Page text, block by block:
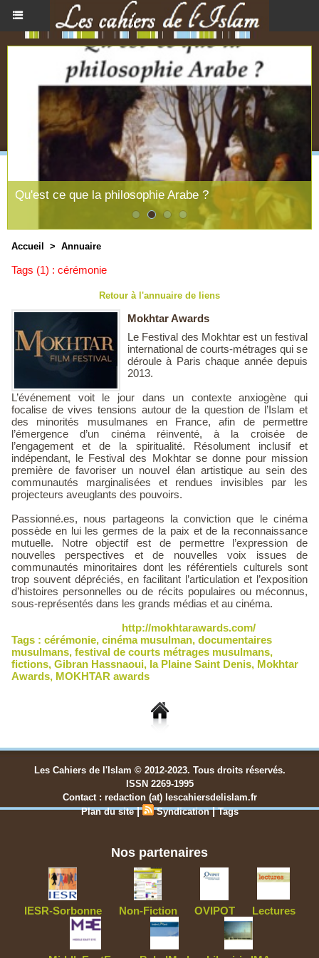
Qu'est ce que la philosophie Arabe ?
Accueil > Annuaire
Tags (1) : cérémonie
Retour à l'annuaire de liens
Mokhtar Awards
Le Festival des Mokhtar est un festival
international de courts-métrages qui se
déroule à Paris chaque année depuis
2013.
L’événement voit le jour dans un contexte anxiogène qui
focalise de vives tensions autour de la question de l’Islam et
des minorités musulmanes en France, afin de permettre
l’émergence d’un cinéma réinventé, à la croisée de
l’engagement et de la spiritualité. Résolument inclusif et
indépendant, le Festival des Mokhtar se donne pour mission
première de favoriser un nouvel élan artistique au sein des
communautés marginalisées et rendues invisibles par les
projecteurs aveuglants des pouvoirs.
Passionné.es, nous partageons la conviction que le cinéma
possède en lui les germes de la paix et de la reconnaissance
mutuelle. Notre objectif est de permettre l’expression de
nouvelles perspectives et de nouvelles voix issues de
communautés minoritaires dont les référentiels culturels sont
trop souvent dépréciés, en facilitant l’articulation et l’exposition
d’histoires personnelles ou de récits populaires ou méconnus,
sous-représentés dans les grands médias et au cinéma.
http://mokhtarawards.com/
Tags : cérémonie, cinéma musulman, documentaires
musulmans, festival de courts métrages musulmans,
fictions, Gibran Hassnaoui, la Plaine Saint Denis, Mokhtar
Awards, MOKHTAR awards
Les Cahiers de l'Islam © 2012-2023. Tous droits réservés.
ISSN 2269-1995
Contact : redaction (at) lescahiersdelislam.fr
Plan du site | Syndication |Tags
Nos partenaires
IESR-Sorbonne Non-Fiction OVIPOT Lectures